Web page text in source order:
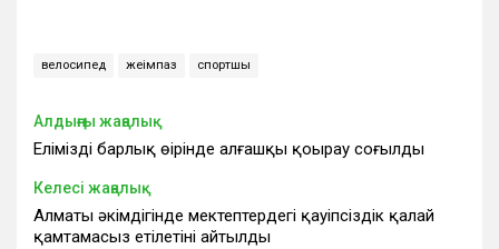
велосипед жеңімпаз спортшы
Алдыңғы жаңалық
Еліміздің барлық өңірінде алғашқы қоңырау соғылды
Келесі жаңалық
Алматы әкімдігінде мектептердегі қауіпсіздік қалай
қамтамасыз етілетіні айтылды